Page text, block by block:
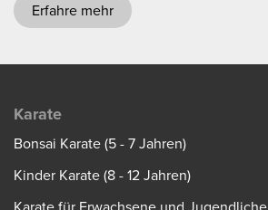
Erfahre mehr
Karate
Bonsai Karate (5 - 7 Jahren)
Kinder Karate (8 - 12 Jahren)